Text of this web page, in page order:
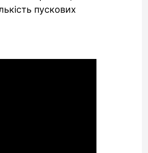
пускових